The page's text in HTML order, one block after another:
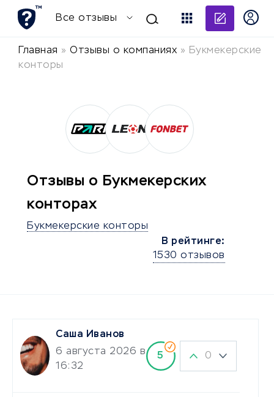
Все отзывы
Главная » Отзывы о компаниях » Букмекерские
конторы
Отзывы о Букмекерских
конторах
Букмекерские конторы
В рейтинге:
1530 отзывов
Саша Иванов
6 августа 2026 в
16:32
5 0